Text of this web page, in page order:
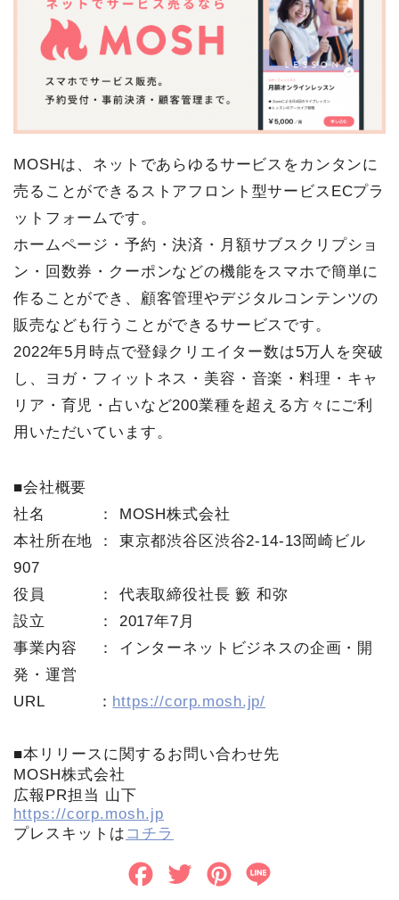
MOSHは、ネットであらゆるサービスをカンタンに
売ることができるストアフロント型サービスECプラ
ットフォームです。
ホームページ・予約・決済・月額サブスクリプショ
ン・回数券・クーポンなどの機能をスマホで簡単に
作ることができ、顧客管理やデジタルコンテンツの
販売なども行うことができるサービスです。
2022年5月時点で登録クリエイター数は5万人を突破
し、ヨガ・フィットネス・美容・音楽・料理・キャ
リア・育児・占いなど200業種を超える方々にご利
用いただいています。
■会社概要
社名 ： MOSH株式会社
本社所在地 ： 東京都渋谷区渋谷2-14-13岡崎ビル
907
役員 ： 代表取締役社長 籔 和弥
設立 ： 2017年7月
事業内容 ： インターネットビジネスの企画・開
発・運営
URL ： https://corp.mosh.jp/
■本リリースに関するお問い合わせ先
MOSH株式会社
広報PR担当 山下
https://corp.mosh.jp
プレスキットは コチラ